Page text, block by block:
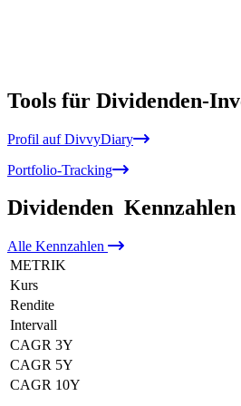
Tools für Dividenden-
Profil auf DivvyDiary
Portfolio-Tracking
Dividenden Kennzahlen
Alle Kennzahlen
METRIK
Kurs
Rendite
Intervall
CAGR 3Y
CAGR 5Y
CAGR 10Y